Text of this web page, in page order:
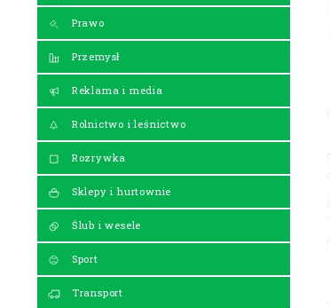
Prawo
Przemysł
Reklama i media
Rolnictwo i leśnictwo
Rozrywka
Sklepy i hurtownie
Ślub i wesele
Sport
Transport